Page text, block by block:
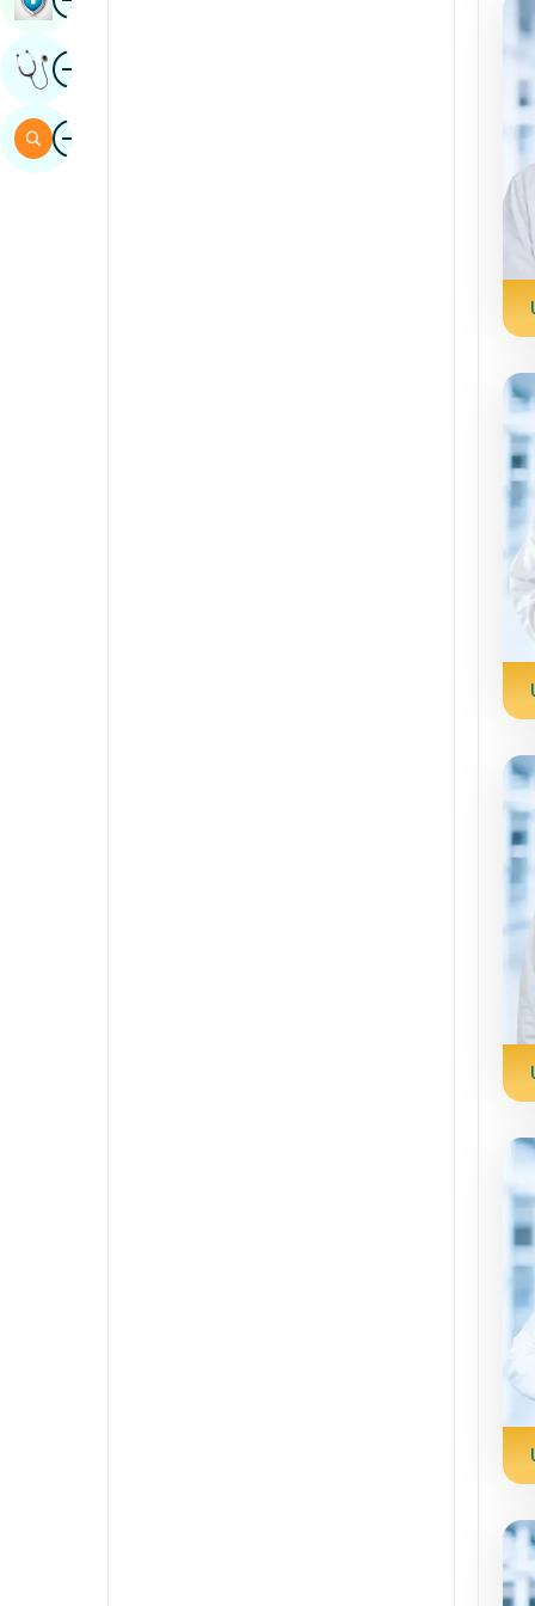
ObrazUzyskaj Opinię Eksperta
ObrazSzukaj